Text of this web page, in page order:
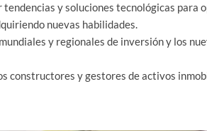
tendencias y soluciones tecnológicas para
nuevas habilidades.
y regionales de inversión y los
constructores y gestores de activos